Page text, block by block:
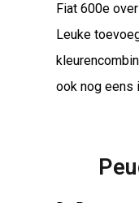
Fiat 600e
Leuke
ook nog eens